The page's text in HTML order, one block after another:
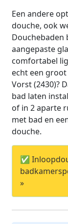
Een andere
douche, ook
Douchebaden
aangepaste
comfortabel
echt een
Vorst (2430)?
bad laten
of in 2 aparte
met bad en
douche.
✅
»